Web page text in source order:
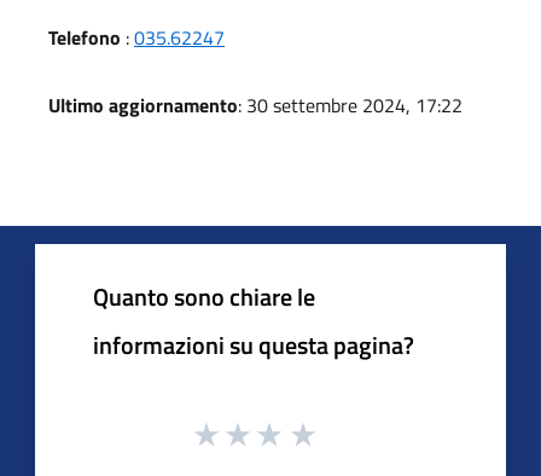
Telefono :035.62247
Ultimo aggiornamento: 30 settembre 2024, 17:22
Quanto sono chiare le
informazioni su questa pagina?